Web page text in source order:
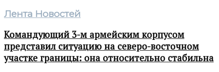
Лента Новостей
Командующий 3-м армейским корпусом
представил ситуацию на северо-восточном
участке границы: она относительно стабильна